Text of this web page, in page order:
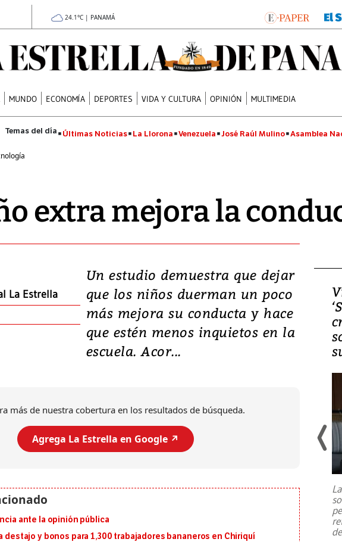
24.1°C | PANAMÁ
MUNDO ECONOMÍA DEPORTES VIDA Y CULTURA OPINIÓN MULTIMEDIA
Últimas Noticias La Llorona Venezuela José Raúl Mulino Asamblea
extra mejora la
La Estrella
Un estudio demuestra que dejar
que los niños duerman un poco
más mejora su conducta y hace
que estén menos inquietos en la
escuela. Acor...
más de nuestra cobertura en los resultados de búsqueda.
Agrega La Estrella en Google ↗️
ante la opinión pública
destajo y bonos para 1,300 trabajadores bananeros en Chiriquí
Video, Japón: Terremoto
deja heridos y graves
daños en Kumamoto
al sur de Japón, provocando una